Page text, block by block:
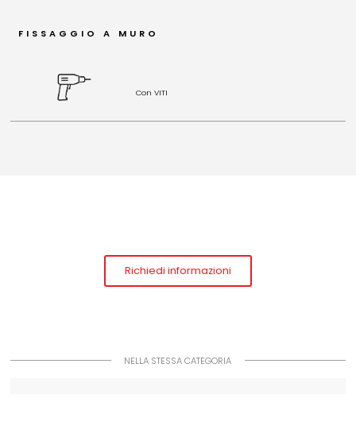
FISSAGGIO A MURO
Con VITI
Richiedi informazioni
NELLA STESSA CATEGORIA